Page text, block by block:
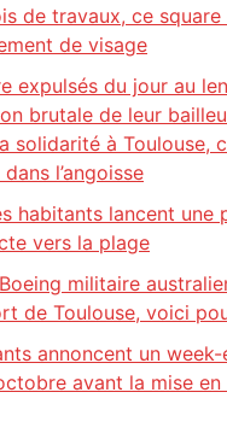
de travaux, ce square
de visage
expulsés du jour au
brutale de leur
solidarité à Toulouse,
l’angoisse
habitants lancent une
vers la plage
militaire
de Toulouse, voici
annoncent un
avant la mise en